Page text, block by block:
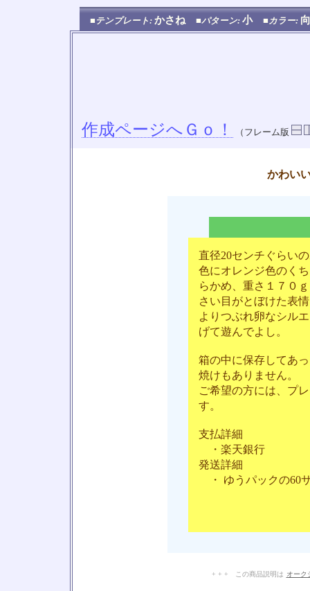
■テンプレート: かさね ■パターン: 小 ■カラー:
作成ページへＧｏ！ （フレーム版
かわい
直径20センチぐらい
色にオレンジ色のく
らかめ、重さ１７０
さい目がとぼけた表
よりつぶれ卵なシル
げて遊んでよし。
箱の中に保存してあ
焼けもありません。
ご希望の方には、プ
す。
支払詳細
・楽天銀行
発送詳細
・ ゆうパックの60
+ + + この商品説明は オーク